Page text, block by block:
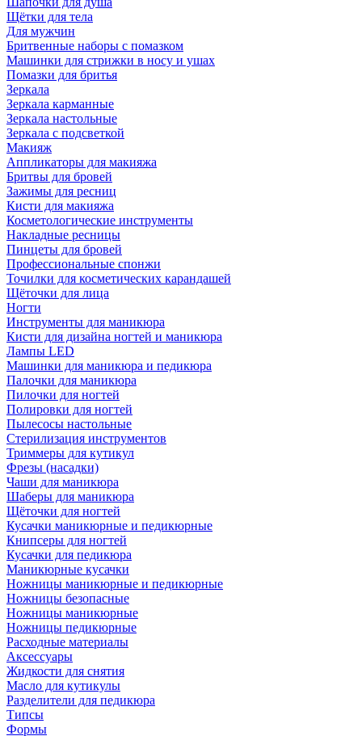
Щётки для тела
Для мужчин
Бритвенные наборы с помазком
Машинки для стрижки в носу и ушах
Помазки для бритья
Зеркала
Зеркала карманные
Зеркала настольные
Зеркала с подсветкой
Макияж
Аппликаторы для макияжа
Бритвы для бровей
Зажимы для ресниц
Кисти для макияжа
Косметологические инструменты
Накладные ресницы
Пинцеты для бровей
Профессиональные спонжи
Точилки для косметических карандашей
Щёточки для лица
Ногти
Инструменты для маникюра
Кисти для дизайна ногтей и маникюра
Лампы LED
Машинки для маникюра и педикюра
Палочки для маникюра
Пилочки для ногтей
Полировки для ногтей
Пылесосы настольные
Стерилизация инструментов
Триммеры для кутикул
Фрезы (насадки)
Чаши для маникюра
Шаберы для маникюра
Щёточки для ногтей
Кусачки маникюрные и педикюрные
Книпсеры для ногтей
Кусачки для педикюра
Маникюрные кусачки
Ножницы маникюрные и педикюрные
Ножницы безопасные
Ножницы маникюрные
Ножницы педикюрные
Расходные материалы
Аксессуары
Жидкости для снятия
Масло для кутикулы
Разделители для педикюра
Типсы
Формы